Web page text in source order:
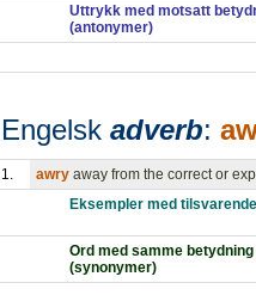
Uttrykk med motsatt
(antonymer)
Engelsk adverb:
1. awry away from the correct or
Eksempler med
Ord med samme betydning
(synonymer)